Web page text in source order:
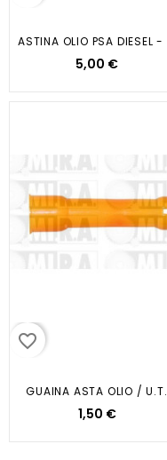
5,00 €
favorite_border
GUAINA ASTA OLIO / U.T.
1,50 €